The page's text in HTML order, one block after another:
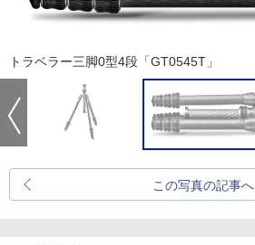
トラベラー三脚0型4段「GT0545T」
この写真の記事へ